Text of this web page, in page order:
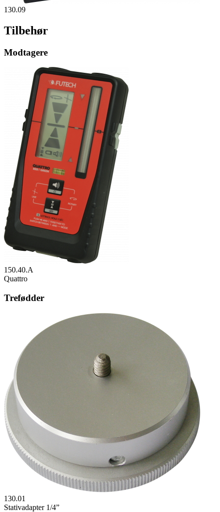
130.09
Tilbehør
Modtagere
150.40.A
Quattro
Trefødder
130.01
Stativadapter 1/4”